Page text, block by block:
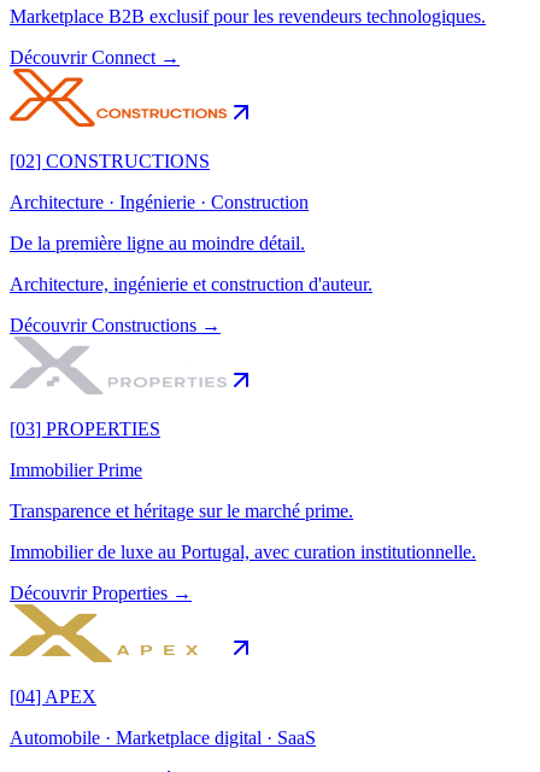
Marketplace B2B exclusif pour les revendeurs technologiques.
Découvrir Connect→
[02] CONSTRUCTIONS
Architecture · Ingénierie · Construction
De la première ligne au moindre détail.
Architecture, ingénierie et construction d'auteur.
Découvrir Constructions →
[03] PROPERTIES
Immobilier Prime
Transparence et héritage sur le marché prime.
Immobilier de luxe au Portugal, avec curation institutionnelle.
Découvrir Properties →
[04]APEX
Automobile · Marketplace digital · SaaS